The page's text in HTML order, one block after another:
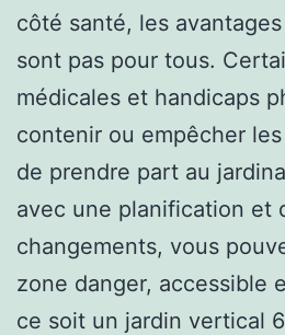
côté santé, les
sont pas pour tous.
médicales et handicaps
contenir ou empêcher
de prendre part au
avec une planification et
changements, vous
zone danger, accessible
ce soit un jardin vertical